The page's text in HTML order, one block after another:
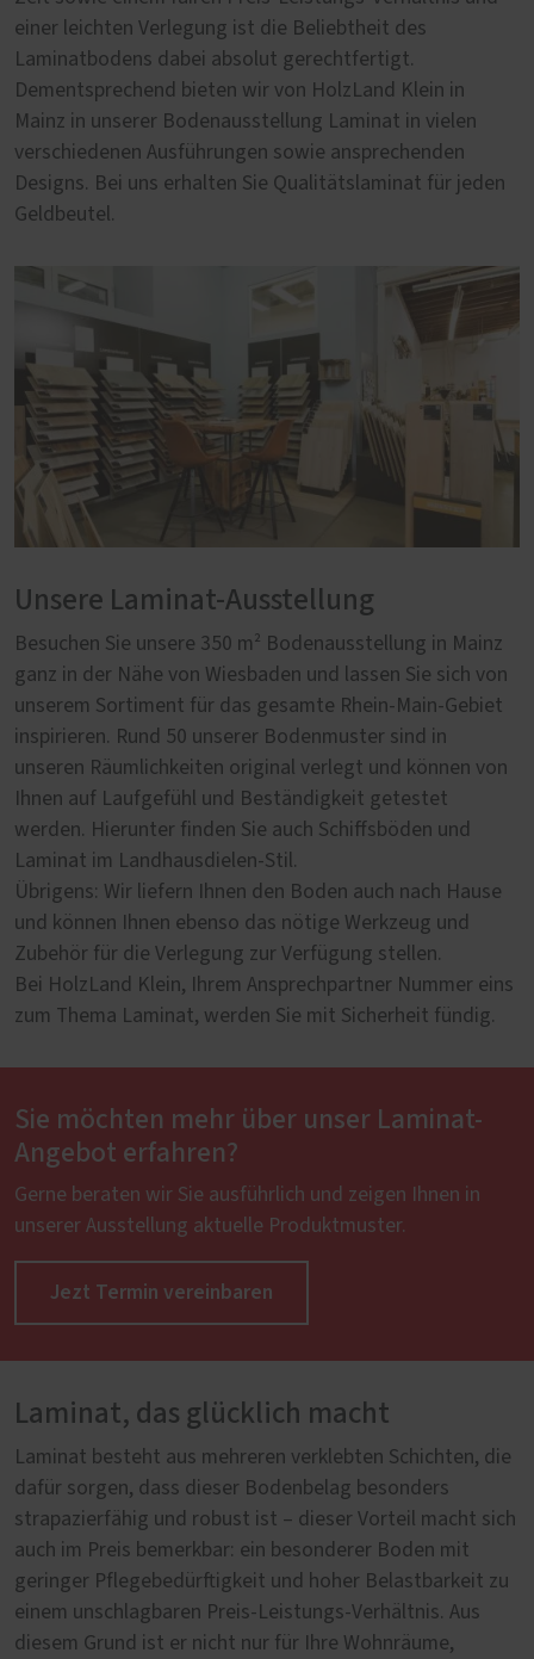
einer leichten Verlegung ist die Beliebtheit des
Laminatbodens dabei absolut gerechtfertigt.
Dementsprechend bieten wir von HolzLand Klein in
Mainz in unserer Bodenausstellung Laminat in vielen
verschiedenen Ausführungen sowie ansprechenden
Designs. Bei uns erhalten Sie Qualitätslaminat für jeden
Geldbeutel.
Unsere Laminat-Ausstellung
Besuchen Sie unsere 350 m² Bodenausstellung in Mainz
ganz in der Nähe von Wiesbaden und lassen Sie sich von
unserem Sortiment für das gesamte Rhein-Main-Gebiet
inspirieren. Rund 50 unserer Bodenmuster sind in
unseren Räumlichkeiten original verlegt und können von
Ihnen auf Laufgefühl und Beständigkeit getestet
werden. Hierunter finden Sie auch Schiffsböden und
Laminat im Landhausdielen-Stil.
Übrigens: Wir liefern Ihnen den Boden auch nach Hause
und können Ihnen ebenso das nötige Werkzeug und
Zubehör für die Verlegung zur Verfügung stellen.
Bei HolzLand Klein, Ihrem Ansprechpartner Nummer eins
zum Thema Laminat, werden Sie mit Sicherheit fündig.
Sie möchten mehr über unser Laminat-
Angebot erfahren?
Gerne beraten wir Sie ausführlich und zeigen Ihnen in
unserer Ausstellung aktuelle Produktmuster.
Jezt Termin vereinbaren
Laminat, das glücklich macht
Laminat besteht aus mehreren verklebten Schichten, die
dafür sorgen, dass dieser Bodenbelag besonders
strapazierfähig und robust ist – dieser Vorteil macht sich
auch im Preis bemerkbar: ein besonderer Boden mit
geringer Pflegebedürftigkeit und hoher Belastbarkeit zu
einem unschlagbaren Preis-Leistungs-Verhältnis. Aus
diesem Grund ist er nicht nur für Ihre Wohnräume,